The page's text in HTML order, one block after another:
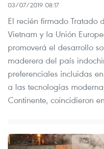
03/07/2019 08:17
El recién firmado Tratado
Vietnam y la Unión
promoverá el desarrollo
maderera del país
preferenciales incluidas
a las tecnologías
Continente, coincidieron